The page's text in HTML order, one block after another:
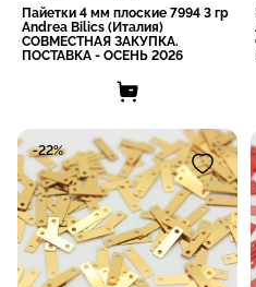
Пайетки 4 мм плоские 7994 3 гр
Andrea Bilics (Италия)
СОВМЕСТНАЯ ЗАКУПКА.
ПОСТАВКА - ОСЕНЬ 2026
-22%